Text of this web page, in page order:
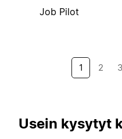
Job Pilot
1 2 3
Usein kysytyt